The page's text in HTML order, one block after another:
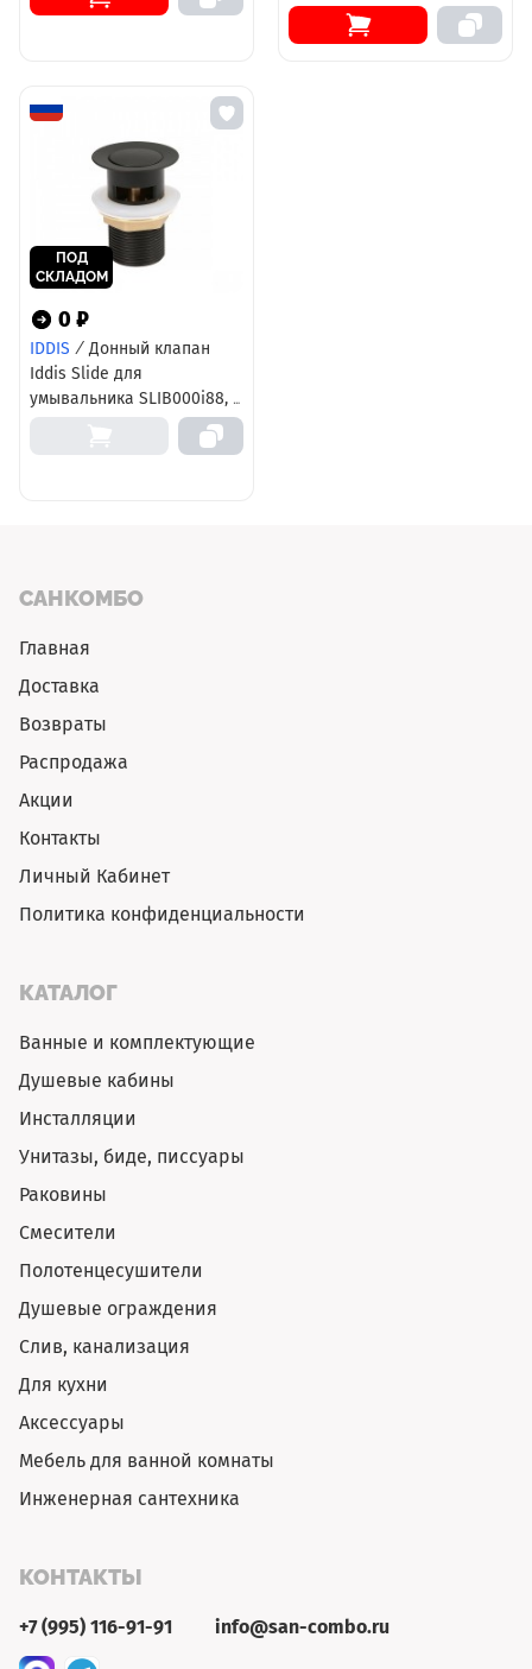
матовый
ПОД
СКЛАДОМ
0 ₽
IDDIS /Донный клапан
Iddis Slide для
умывальника SLIB000i88, с
переливом, черный
САНКОМБО
Главная
Доставка
Возвраты
Распродажа
Акции
Контакты
Личный Кабинет
Политика конфиденциальности
КАТАЛОГ
Ванные и комплектующие
Душевые кабины
Инсталляции
Унитазы, биде, писсуары
Раковины
Смесители
Полотенцесушители
Душевые ограждения
Слив, канализация
Для кухни
Аксессуары
Мебель для ванной комнаты
Инженерная сантехника
КОНТАКТЫ
+7 (995) 116-91-91 info@san-combo.ru